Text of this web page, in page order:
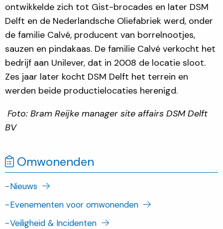
ontwikkelde zich tot Gist-brocades en later DSM
Delft en de Nederlandsche Oliefabriek werd, onder
de familie Calvé, producent van borrelnootjes,
sauzen en pindakaas. De familie Calvé verkocht het
bedrijf aan Unilever, dat in 2008 de locatie sloot.
Zes jaar later kocht DSM Delft het terrein en
werden beide productielocaties herenigd.
Foto: Bram Reijke manager site affairs DSM Delft
BV
Omwonenden
-Nieuws
-Evenementen voor omwonenden
-Veiligheid & Incidenten